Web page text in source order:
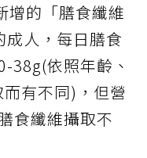
增的「膳食纖維
人，每日膳食
38g(依照年齡、
有不同)，但營
食纖維攝取不